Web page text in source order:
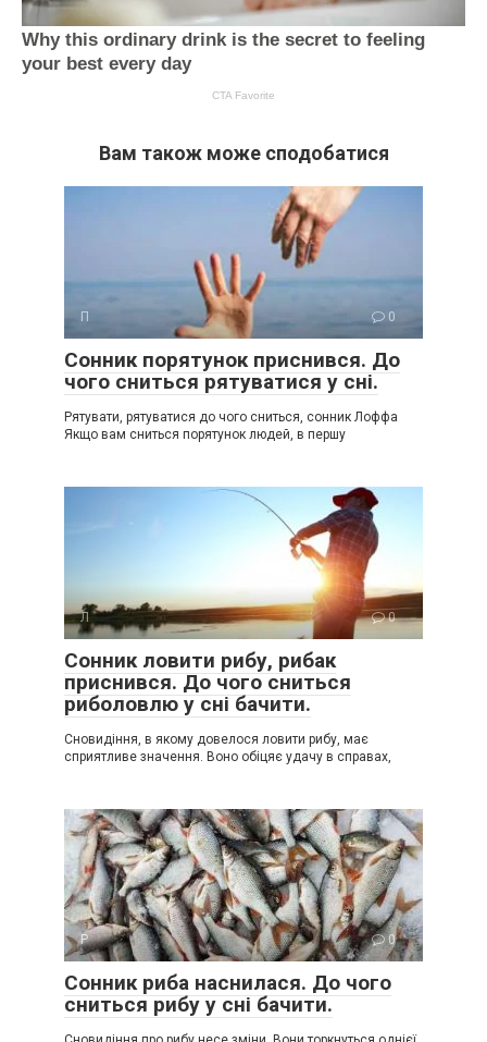
Вам також може сподобатися
П 0
Сонник порятунок приснився. До
чого сниться рятуватися у сні.
Рятувати, рятуватися до чого сниться, сонник Лоффа
Якщо вам сниться порятунок людей, в першу
Л 0
Сонник ловити рибу, рибак
приснився. До чого сниться
риболовлю у сні бачити.
Сновидіння, в якому довелося ловити рибу, має
сприятливе значення. Воно обіцяє удачу в справах,
Р 0
Сонник риба наснилася. До чого
сниться рибу у сні бачити.